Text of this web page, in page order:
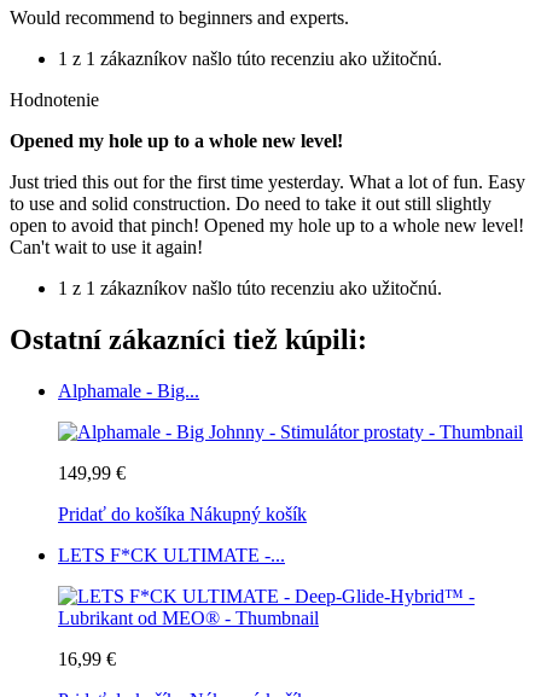
Would recommend to beginners and experts.
1 z 1 zákazníkov našlo túto recenziu ako užitočnú.
Hodnotenie
Opened my hole up to a whole new level!
Just tried this out for the first time yesterday. What a lot of fun. Easy
to use and solid construction. Do need to take it out still slightly
open to avoid that pinch! Opened my hole up to a whole new level!
Can't wait to use it again!
1 z 1 zákazníkov našlo túto recenziu ako užitočnú.
Ostatní zákazníci tiež kúpili:
Alphamale - Big...
149,99 €
Pridať do košíka Nákupný košík
LETS F*CK ULTIMATE -...
16,99 €